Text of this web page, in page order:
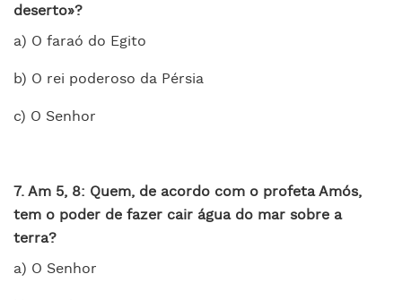
deserto»?
a) O faraó do Egito
b) O rei poderoso da Pérsia
c) O Senhor
7. Am 5, 8: Quem, de acordo com o profeta Amós,
tem o poder de fazer cair água do mar sobre a
terra?
a) O Senhor